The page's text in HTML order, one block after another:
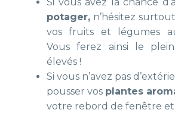
Si vous avez la chance
potager, n’hésitez
vos fruits et légumes
Vous ferez ainsi le
élevés !
Si vous n’avez pas
pousser vos plantes
votre rebord de fenêtre